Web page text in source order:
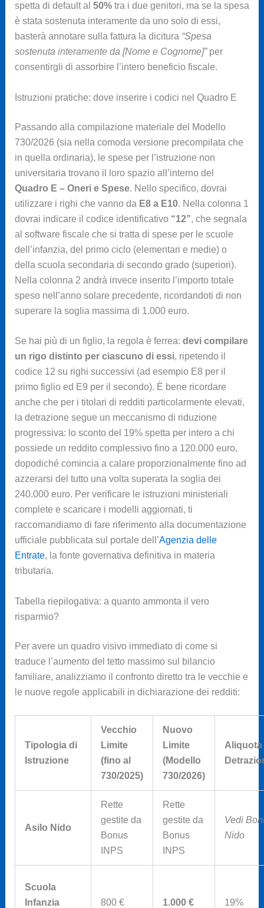
spetta di default al 50%tra i due genitori, ma se la spesa
è stata sostenuta interamente da uno solo di essi,
basterà annotare sulla fattura la dicitura “Spesa
sostenuta interamente da [Nome e Cognome]”per
consentirgli di assorbire l’intero beneficio fiscale.
Istruzioni pratiche: dove inserire i codici nel Quadro E
Passando alla compilazione materiale del Modello
730/2026 (sia nella comoda versione precompilata che
in quella ordinaria), le spese per l’istruzione non
universitaria trovano il loro spazio all’interno del
Quadro E – Oneri e Spese. Nello specifico, dovrai
utilizzare i righi che vanno da E8 a E10. Nella colonna 1
dovrai indicare il codice identificativo “12”, che segnala
al software fiscale che si tratta di spese per le scuole
dell’infanzia, del primo ciclo (elementari e medie) o
della scuola secondaria di secondo grado (superiori).
Nella colonna 2 andrà invece inserito l’importo totale
speso nell’anno solare precedente, ricordandoti di non
superare la soglia massima di 1.000 euro.
Se hai più di un figlio, la regola è ferrea: devi compilare
un rigo distinto per ciascuno di essi, ripetendo il
codice 12 su righi successivi (ad esempio E8 per il
primo figlio ed E9 per il secondo). È bene ricordare
anche che per i titolari di redditi particolarmente elevati,
la detrazione segue un meccanismo di riduzione
progressiva: lo sconto del 19% spetta per intero a chi
possiede un reddito complessivo fino a 120.000 euro,
dopodiché comincia a calare proporzionalmente fino ad
azzerarsi del tutto una volta superata la soglia dei
240.000 euro. Per verificare le istruzioni ministeriali
complete e scaricare i modelli aggiornati, ti
raccomandiamo di fare riferimento alla documentazione
ufficiale pubblicata sul portale dell’Agenzia delle
Entrate, la fonte governativa definitiva in materia
tributaria.
Tabella riepilogativa: a quanto ammonta il vero
risparmio?
Per avere un quadro visivo immediato di come si
traduce l’aumento del tetto massimo sul bilancio
familiare, analizziamo il confronto diretto tra le vecchie e
le nuove regole applicabili in dichiarazione dei redditi:
Tipologia di
Istruzione
Vecchio
Limite
(fino al
730/2025)
Nuovo
Limite
(Modello
730/2026)
Aliquota
Asilo Nido
Rette
gestite da
Bonus
INPS
Rette
gestite da
Bonus
INPS
Vedi
Nido
Scuola
Infanzia
800 € 1.000 € 19%